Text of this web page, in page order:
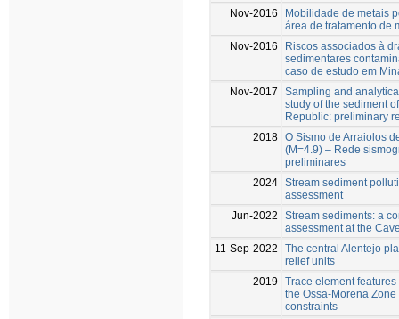
Nov-2016
Mobilidade de metais
área de tratamento de
Nov-2016
Riscos associados à
sedimentares
caso de estudo em
Nov-2017
Sampling and
study of the sediment
Republic: preliminary
2018 O Sismo de Arraiolos
(M=4.9) – Rede
preliminares
2024 Stream sediment
assessment
Jun-2022
Stream sediments: a
assessment at the
11-Sep-2022
The central Alentejo
relief units
2019
Trace element
the Ossa-Morena
constraints